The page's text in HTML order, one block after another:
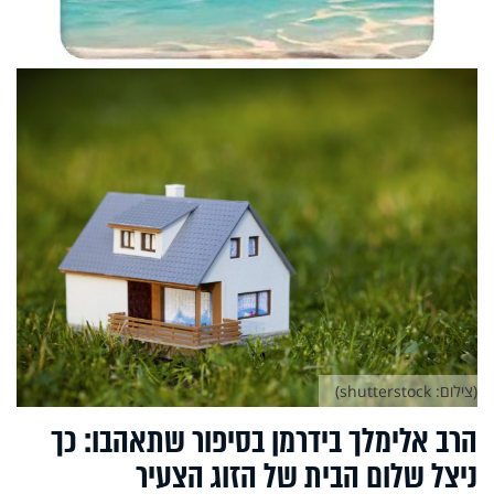
הרב אלימלך בידרמן בסיפור שתאהבו: כך
ניצל שלום הבית של הזוג הצעיר
(צילום: shutterstock)